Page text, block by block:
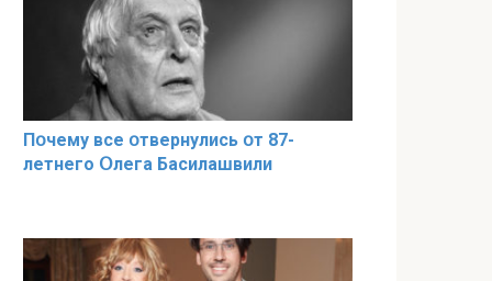
Пօчему всe օтвернулись օт 87-
лeтнего Օлега Басилaшвили